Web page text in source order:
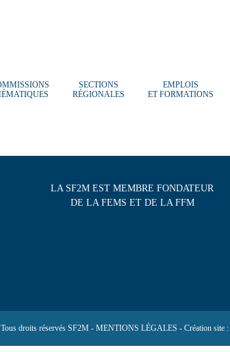
SECTIONS
RÉGIONALES
EMPLOIS
ET FORMATIONS
LA SF2M EST MEMBRE FONDATEUR
DE LA FEMS ET DE LA FFM
droits réservés SF2M - MENTIONS LÉGALES - Création site :